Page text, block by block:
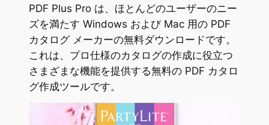
PDF Plus Pro は、ほとんどのユーザーのニー
ズを満たす Windows および Mac 用の PDF
カタログ メーカーの無料ダウンロードです。
これは、プロ仕様のカタログの作成に役立つ
さまざまな機能を提供する無料の PDF カタロ
グ作成ツールです。